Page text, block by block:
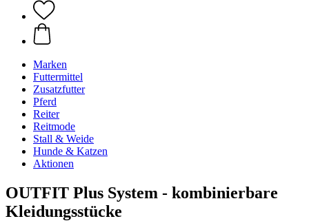
Marken
Futtermittel
Zusatzfutter
Pferd
Reiter
Reitmode
Stall & Weide
Hunde & Katzen
Aktionen
OUTFIT Plus System - kombinierbare
Kleidungsstücke